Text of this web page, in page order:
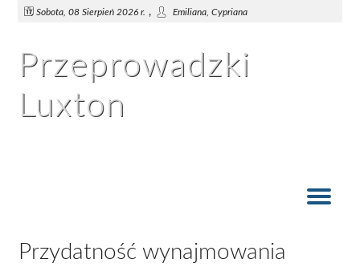
Sobota, 08 Sierpień 2026 r. , Emiliana, Cypriana
Przeprowadzki
Luxton
Przydatność wynajmowania